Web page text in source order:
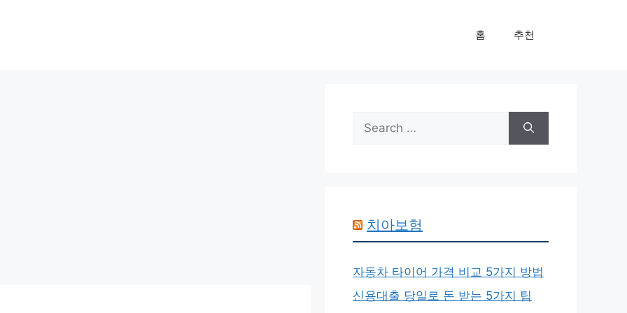
홈 추천
Search
for:
치아보험
자동차 타이어 가격 비교 5가지 방법
신용대출 당일로 돈 받는 5가지 팁